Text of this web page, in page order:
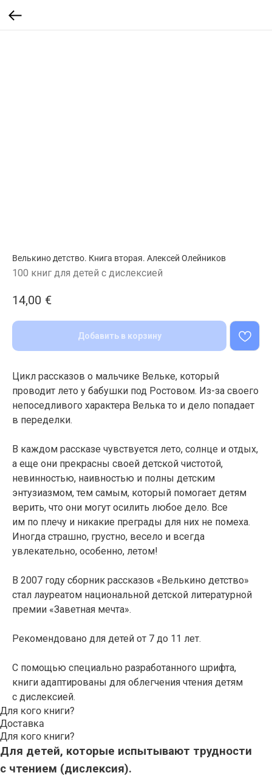
Велькино детство. Книга вторая. Алексей Олейников
100 книг для детей с дислексией
14,00 €
Добавить в корзину
Цикл рассказов о мальчике Вельке, который
проводит лето у бабушки под Ростовом. Из-за своего
непоседливого характера Велька то и дело попадает
в переделки.
В каждом рассказе чувствуется лето, солнце и отдых,
а еще они прекрасны своей детской чистотой,
невинностью, наивностью и полны детским
энтузиазмом, тем самым, который помогает детям
верить, что они могут осилить любое дело. Все
им по плечу и никакие преграды для них не помеха.
Иногда страшно, грустно, весело и всегда
увлекательно, особенно, летом!
В 2007 году сборник рассказов «Велькино детство»
стал лауреатом национальной детской литературной
премии «Заветная мечта».
Рекомендовано для детей от 7 до 11 лет.
С помощью специально разработанного шрифта,
книги адаптированы для облегчения чтения детям
с дислексией.
Для кого книги?
Доставка
Для кого книги?
Для детей, которые испытывают трудности
с чтением (дислексия).